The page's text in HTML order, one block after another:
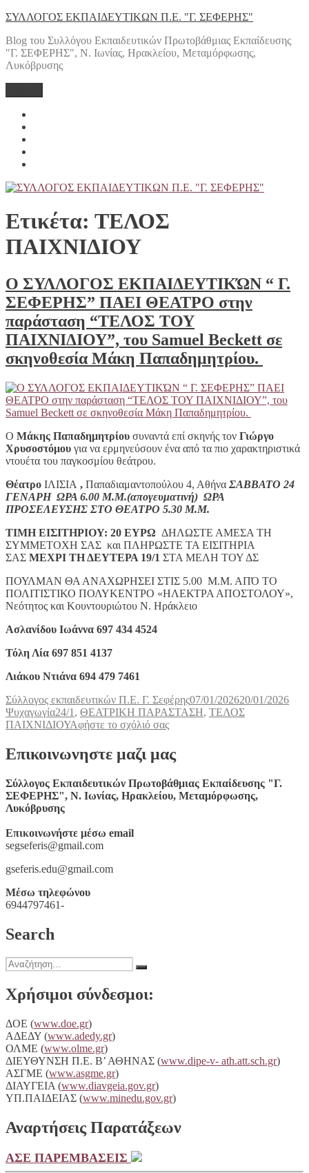
Μετάβαση
περιεχόμενο
ΣΥΛΛΟΓΟΣ ΕΚΠΑΙΔΕΥΤΙΚΩΝ Π.Ε. "Γ. ΣΕΦΕΡΗΣ"
Blog του Συλλόγου Εκπαιδευτικών Πρωτοβάθμιας Εκπαίδευσης
"Γ. ΣΕΦΕΡΗΣ", Ν. Ιωνίας, Ηρακλείου, Μεταμόρφωσης,
Λυκόβρυσης
Ετικέτα: ΤΕΛΟΣ
ΠΑΙΧΝΙΔΙΟΥ
Ο ΣΥΛΛΟΓΟΣ ΕΚΠΑΙΔΕΥΤΙΚΏΝ “ Γ.
ΣΕΦΕΡΗΣ” ΠΑΕΙ ΘΕΑΤΡΟ στην
παράσταση “ΤΕΛΟΣ ΤΟΥ
ΠΑΙΧΝΙΔΙΟΥ”, του Samuel Beckett σε
σκηνοθεσία Μάκη Παπαδημητρίου.
Ο Μάκης Παπαδημητρίου συναντά επί σκηνής τον Γιώργο
Χρυσοστόμου για να ερμηνεύσουν ένα από τα πιο χαρακτηριστικά
ντουέτα του παγκοσμίου θεάτρου.
Θέατρο ΙΛΙΣΙΑ , Παπαδιαμαντοπούλου 4, Αθήνα ΣΑΒΒΑΤΟ 24
ΓΕΝΑΡΗ ΩΡΑ 6.00 Μ.Μ.(απογευματινή) ΩΡΑ
ΠΡΟΣΕΛΕΥΣΗΣ ΣΤΟ ΘΕΑΤΡΟ 5.30 Μ.Μ.
ΤΙΜΗ ΕΙΣΙΤΗΡΙΟΥ: 20 ΕΥΡΩ ΔΗΛΩΣΤΕ ΑΜΕΣΑ ΤΗ
ΣΥΜΜΕΤΟΧΗ ΣΑΣ και ΠΛΗΡΩΣΤΕ ΤΑ ΕΙΣΙΤΗΡΙΑ
ΣΑΣ ΜΕΧΡΙ ΤΗ ΔΕΥΤΕΡΑ 19/1 ΣΤΑ ΜΕΛΗ ΤΟΥ ΔΣ
ΠΟΥΛΜΑΝ ΘΑ ΑΝΑΧΩΡΗΣΕΙ ΣΤΙΣ 5.00 Μ.Μ. ΑΠΌ ΤΟ
ΠΟΛΙΤΙΣΤΙΚΟ ΠΟΛΥΚΕΝΤΡΟ «ΗΛΕΚΤΡΑ ΑΠΟΣΤΟΛΟΥ»,
Νεότητος και Κουντουριώτου Ν. Ηράκλειο
Ασλανίδου Ιωάννα 697 434 4524
Τόλη Λία 697 851 4137
Λιάκου Ντιάνα 694 479 7461
Συντάκτης
Σύλλογος εκπαιδευτικών Π.Ε. Γ. ΣεφέρηςΔημοσιεύτηκε
την
07/01/202620/01/2026
ΨυχαγωγίαΕτικέτες
24/1 , ΘΕΑΤΡΙΚΗ ΠΑΡΑΣΤΑΣΗ, ΤΕΛΟΣ
ΠΑΙΧΝΙΔΙΟΥΑφήστε το σχόλιό σαςστο
ΕΚΠΑΙΔΕΥΤΙΚΏΝ
Γ.
ΣΕΦΕΡΗΣ”
Επικοινωνηστε μαζι μας
Σύλλογος Εκπαιδευτικών Πρωτοβάθμιας Εκπαίδευσης "Γ.
ΣΕΦΕΡΗΣ", Ν. Ιωνίας, Ηρακλείου, Μεταμόρφωσης,
Λυκόβρυσης
Επικοινωνήστε μέσω email
segseferis@gmail.com
gseferis.edu@gmail.com
Μέσω τηλεφώνου
6944797461-
Search
Αναζήτηση
για:
Αναζήτηση
Χρήσιμοι σύνδεσμοι:
ΔΟΕ (www.doe.gr)
ΑΔΕΔΥ (www.adedy.gr)
ΟΛΜΕ (www.olme.gr)
ΔΙΕΥΘΥΝΣΗ Π.Ε. Β’ ΑΘΗΝΑΣ (www.dipe-v- ath.att.sch.gr)
ΑΣΓΜΕ (www.asgme.gr)
ΔΙΑΥΓΕΙA (www.diavgeia.gov.gr)
ΥΠ.ΠΑΙΔΕΙΑΣ (www.minedu.gov.gr)
Αναρτήσεις Παρατάξεων
ΑΣΕ ΠΑΡΕΜΒΑΣΕΙΣ